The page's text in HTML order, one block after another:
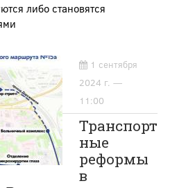
либо становятся
1 сентября
2024 г. —
11:00
Транспорт
ные
реформы
в